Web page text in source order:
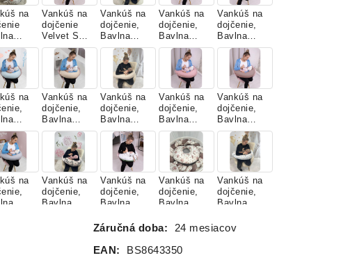
na
Vankúš na
dojčenie
Velvet Sky
Blue
Vankúš na
dojčenie,
Bavlna
Classic,
BABY
PINK
Vankúš na
dojčenie,
Bavlna
Classic,
BAMBI S
KAMARÁT
Vankúš na
dojčenie,
Bavlna
Classic,
LES
na
Vankúš na
dojčenie,
Bavlna
Classic,
NUDE
Vankúš na
dojčenie,
Bavlna
Classic,
PIESKOVÁ
Vankúš na
dojčenie,
Bavlna
Classic,
PUDROVÁ
Vankúš na
dojčenie,
Bavlna
Classic,
RUŽOVÉ
DREVO
na
Vankúš na
dojčenie,
Bavlna
Vankúš na
dojčenie,
Bavlna
ZELENÁ
Vankúš na
dojčenie,
Bavlna
RUŽOVÝ
Vankúš na
dojčenie,
Bavlna
SPIACE
Záručná doba:
24 mesiacov
EAN: BS8643350